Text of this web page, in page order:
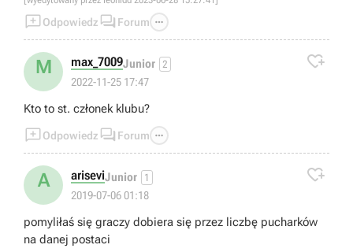
Odpowiedz  Forum 
M max_7009Junior 2
2022-11-25 17:47

Kto to st. członek klubu?
Odpowiedz  Forum 
A ariseviJunior 1
2019-07-06 01:18

pomyliłaś się graczy dobiera się przez liczbę pucharków
na danej postaci